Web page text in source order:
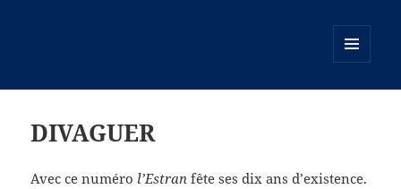
DIVAGUER
Avec ce numéro l’Estran fête ses dix ans d’existence.